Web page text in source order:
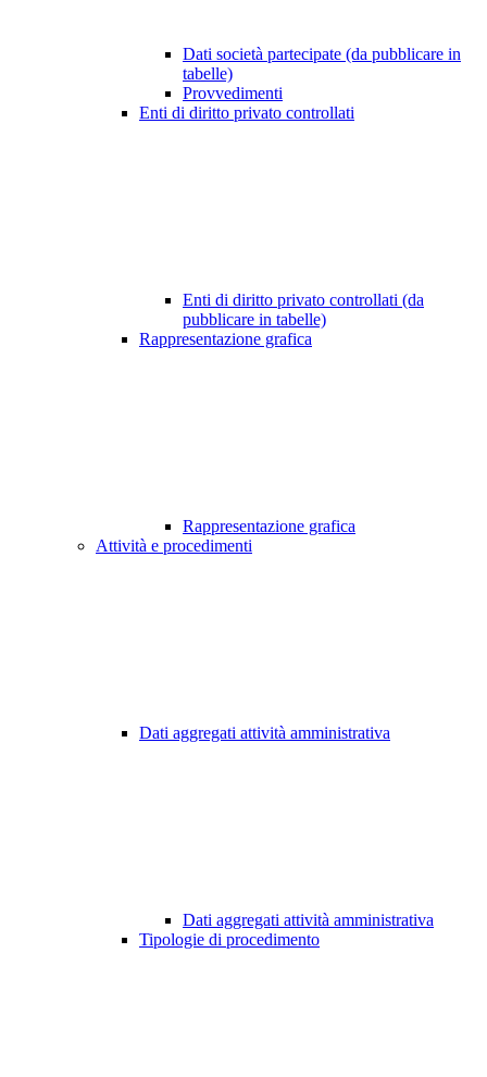
Dati società partecipate (da pubblicare in
tabelle)
Provvedimenti
Enti di diritto privato controllati
Enti di diritto privato controllati (da
pubblicare in tabelle)
Rappresentazione grafica
Rappresentazione grafica
Attività e procedimenti
Dati aggregati attività amministrativa
Dati aggregati attività amministrativa
Tipologie di procedimento